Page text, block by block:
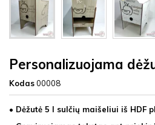
Personalizuojama
Kodas00008
• Dėžutė 5 l sulčių maišeliui iš HDF